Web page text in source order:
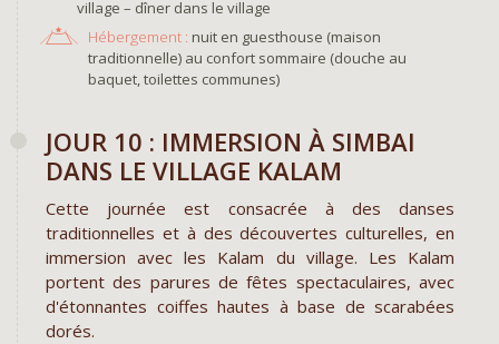
village – dîner dans le village
Hébergement : nuit en guesthouse (maison
traditionnelle) au confort sommaire (douche au
baquet, toilettes communes)
​JOUR 10 : IMMERSION À SIMBAI
DANS LE VILLAGE KALAM
Cette journée est consacrée à des danses
traditionnelles et à des découvertes culturelles, en
immersion avec les Kalam du village. Les Kalam
portent des parures de fêtes spectaculaires, avec
d'étonnantes coiffes hautes à base de scarabées
dorés.